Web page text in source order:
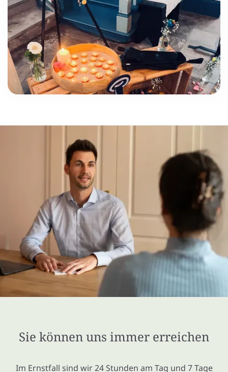
Sie können uns immer erreichen
Im Ernstfall sind wir 24 Stunden am Tag und 7 Tage